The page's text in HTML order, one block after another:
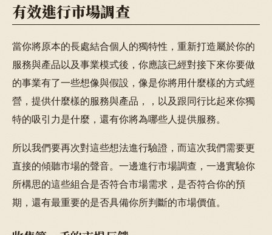
有效進行市場調查
當你將原本的長處結合個人的獨特性，重新打造屬於你的
服務與產品以及事業模式後，你應該已經對接下來你要做
的事業有了一些想像與假設，像是你將用什麼樣的方式經
營，提供什麼樣的服務與產品，，以及跟同行比起來你獨
特的吸引力是什麼，還有你將為哪些人提供服務。
所以我們要再次對這些想法進行驗證，而這次我們需要更
直接的傾聽市場的聲音。一邊進行市場調查，一邊實驗你
所構思的這些組合是否符合市場需求，是否符合你的預
期，還有最重要的是否具備你所判斷的市場價值。